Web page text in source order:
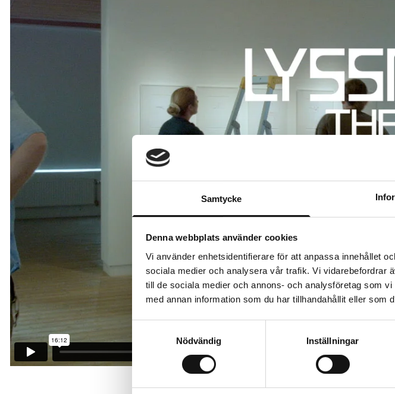
Samtycke
Denna webbplats använder cookies
Vi använder enhetsidentifierare för att anpassa innehållet
sociala medier och analysera vår trafik. Vi vidarebefordrar
till de sociala medier och annons- och analysföretag som
med annan information som du har tillhandahållit eller som
Nödvändig
Inställningar